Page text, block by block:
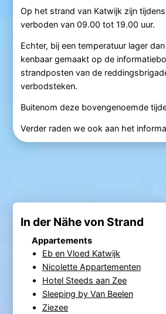
Op het strand van Katwijk zijn
verboden van 09.00 tot 19.00 uur.
Echter, bij een temperatuur lager
kenbaar gemaakt op de
strandposten van de
verbodsteken.
Buitenom deze bovengenoemde
Verder raden we ook aan het
In der Nähe von Strand
Appartements
Eb en Vloed Katwijk
Nicolette Appartementen
Hotel Steeds aan Zee
Sleeping by Van Beelen
Ziezee